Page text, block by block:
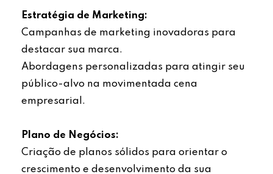
Estratégia de Marketing:
Campanhas de marketing inovadoras para
destacar sua marca.
Abordagens personalizadas para atingir seu
público-alvo na movimentada cena
empresarial.
Plano de Negócios:
Criação de planos sólidos para orientar o
crescimento e desenvolvimento da sua